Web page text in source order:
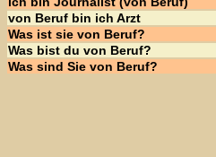
von Beruf bin ich Arzt
Was ist sie von Beruf?
Was bist du von Beruf?
Was sind Sie von Beruf?